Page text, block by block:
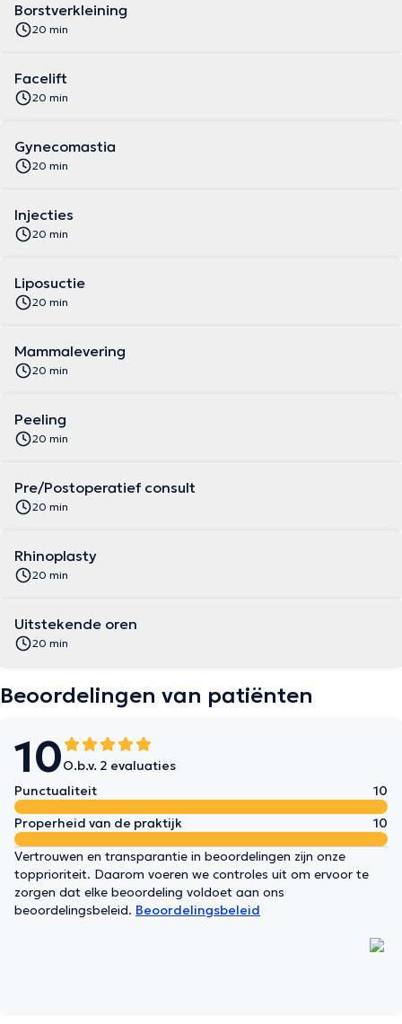
Borstverkleining
20 min
Facelift
20 min
Gynecomastia
20 min
Injecties
20 min
Liposuctie
20 min
Mammalevering
20 min
Peeling
20 min
Pre/Postoperatief consult
20 min
Rhinoplasty
20 min
Uitstekende oren
20 min
Beoordelingen van patiënten
10O.b.v. 2 evaluaties
Punctualiteit
10
Properheid van de praktijk
10
Vertrouwen en transparantie in beoordelingen zijn onze
topprioriteit. Daarom voeren we controles uit om ervoor te
zorgen dat elke beoordeling voldoet aan ons
beoordelingsbeleid. Beoordelingsbeleid